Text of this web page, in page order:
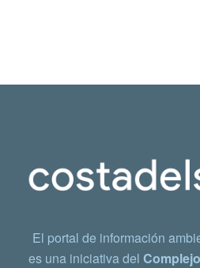
El portal de información
es una iniciativa del